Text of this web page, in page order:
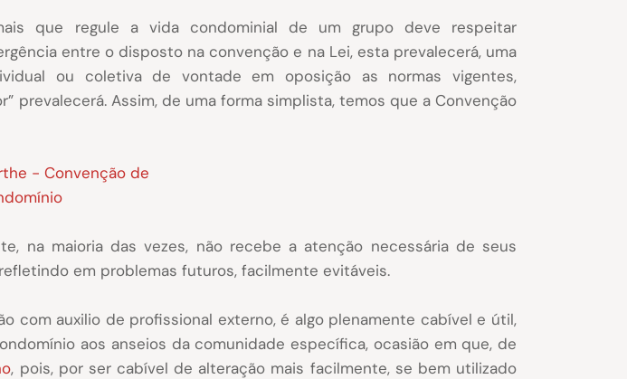
que regule a vida condominial de um grupo deve respeitar
entre o disposto na convenção e na Lei, esta prevalecerá, uma
ou coletiva de vontade em oposição as normas vigentes,
prevalecerá. Assim, de uma forma simplista, temos que a Convenção
na maioria das vezes, não recebe a atenção necessária de seus
em problemas futuros, facilmente evitáveis.
com auxilio de profissional externo, é algo plenamente cabível e útil,
aos anseios da comunidade específica, ocasião em que, de
, pois, por ser cabível de alteração mais facilmente, se bem utilizado